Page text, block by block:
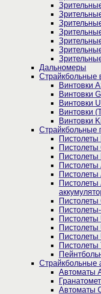
Дальномеры
Страйкбольные
Винтовки
Винтовки
Винтовки
Винтовки
Винтовки
Страйкбольные
Пистолеты
Пистолеты
Пистолеты
Пистолеты
Пистолеты
Страйкбольные
Автоматы
Автоматы